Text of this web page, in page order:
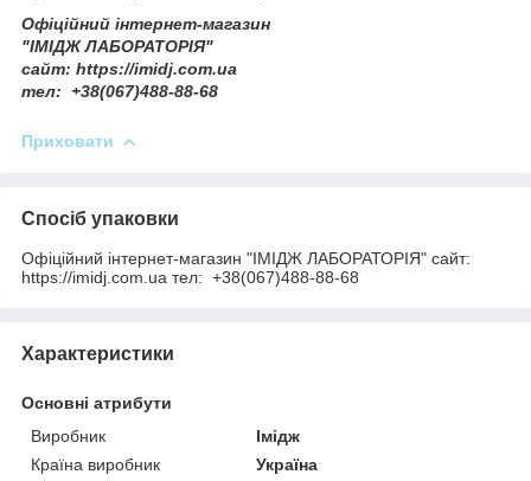
Офіційний інтернет-магазин
"ІМІДЖ ЛАБОРАТОРІЯ"
сайт: https://imidj.com.ua
тел: +38(067)488-88-68
Приховати
Спосіб упаковки
Офіційний інтернет-магазин "ІМІДЖ ЛАБОРАТОРІЯ" сайт:
https://imidj.com.ua тел: +38(067)488-88-68
Характеристики
Основні атрибути
Виробник
Імідж
Країна виробник
Україна